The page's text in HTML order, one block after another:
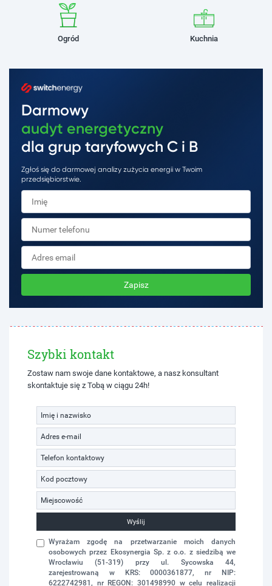
Ogród Kuchnia
Darmowy
audyt energetyczny
dla grup taryfowych C i B
Zgłoś się do darmowej analizy zużycia energii w Twoim
przedsiębiorstwie.
Zapisz
Szybki kontakt
Zostaw nam swoje dane kontaktowe, a nasz konsultant
skontaktuje się z Tobą w ciągu 24h!
Wyślij
Wyrażam zgodę na przetwarzanie moich danych
osobowych przez Ekosynergia Sp. z o.o. z siedzibą we
Wrocławiu (51-319) przy ul. Sycowska 44,
zarejestrowaną w KRS: 0000361877, nr NIP:
6222742981, nr REGON: 301498990 w celu realizacji